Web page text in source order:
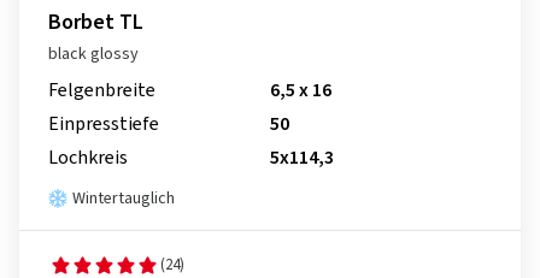
Borbet TL
black glossy
Felgenbreite
6,5 x 16
Einpresstiefe
50
Lochkreis
5x114,3
Wintertauglich
(24)